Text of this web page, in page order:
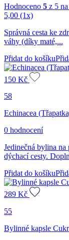
Hodnoceno 5 z 5
5,00 (1x)
Správná cesta ke
váhy (díky maté,...
Přidat do košíku
150 Kč
58
Echinacea
0 hodnocení
Jedinečná bylina
dýchací cesty.
Přidat do košíku
289 Kč
55
Bylinné kapsle